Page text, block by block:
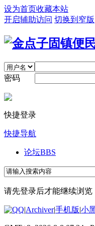
设为首页收藏本站
开启辅助访问 切换到窄版
密码
快捷登录
快捷导航
论坛BBS
请先登录后才能继续浏览
|Archiver|手机版|小